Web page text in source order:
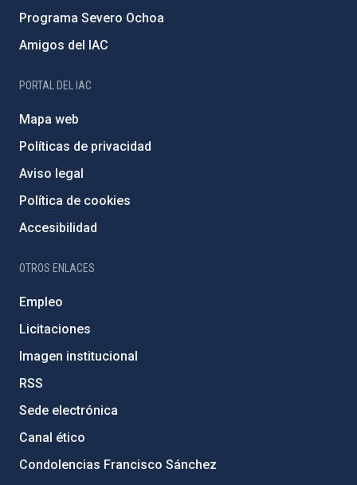
Programa Severo Ochoa
Amigos del IAC
PORTAL DEL IAC
Mapa web
Políticas de privacidad
Aviso legal
Política de cookies
Accesibilidad
OTROS ENLACES
Empleo
Licitaciones
Imagen institucional
RSS
Sede electrónica
Canal ético
Condolencias Francisco Sánchez